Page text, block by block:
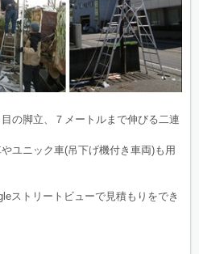
の脚立、７メートルまで伸びる二連
ユニック車(吊下げ機付き車両)も用
ストリートビューで見積もりをでき